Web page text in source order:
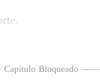
Bloqueado ——